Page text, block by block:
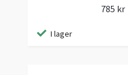
785 kr
I lager